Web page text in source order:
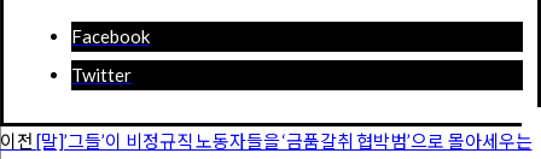
Facebook
Twitter
이전 [말]’그들’이 비정규직 노동자들을 ‘금품갈취 협박범’으로 몰아세우는